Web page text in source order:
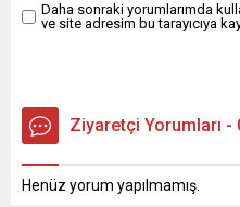
Daha sonraki yorumlarımda
ve site adresim bu tarayıcıya
Ziyaretçi Yorumları -
Henüz yorum yapılmamış.